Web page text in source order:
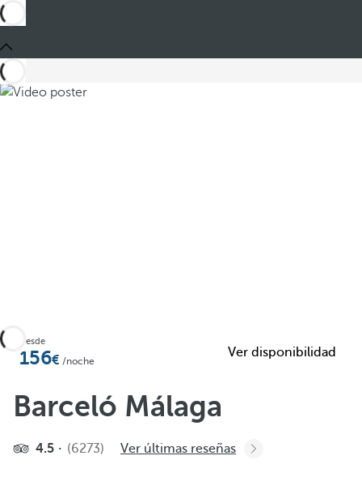
Añadir a favoritos
Ver más fotos y videos
Desde
156 /noche
Ver disponibilidad
Barceló Málaga
4.5 (6273) Ver últimas reseñas